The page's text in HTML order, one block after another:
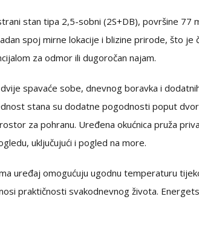
stan tipa 2,5-sobni (2S+DB), površine 77
spoj mirne lokacije i blizine prirode, što
za odmor ili dugoročan najam.
spavaće sobe, dnevnog boravka i
stana su dodatne pogodnosti poput
za pohranu. Uređena okućnica pruža
uključujući i pogled na more.
uređaj omogućuju ugodnu temperaturu
praktičnosti svakodnevnog života.